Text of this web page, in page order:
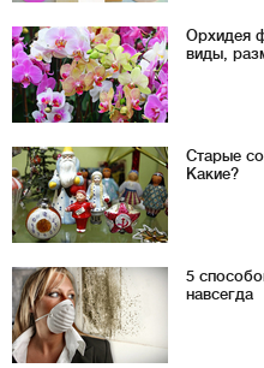
Орхидея
виды,
Старые
Какие?
5
навсегда